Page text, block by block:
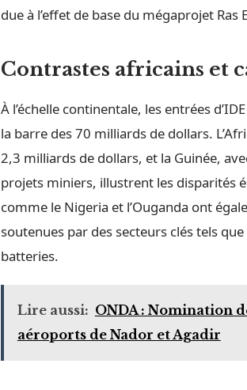
due à l’effet de base du mégaprojet Ras
Contrastes africains et
À l’échelle continentale, les entrées
la barre des 70 milliards de dollars.
2,3 milliards de dollars, et la Guinée,
projets miniers, illustrent les disparités
comme le Nigeria et l’Ouganda ont
soutenues par des secteurs clés tels
batteries.
Lire aussi: ONDA : Nomination
aéroports de Nador et Agadir